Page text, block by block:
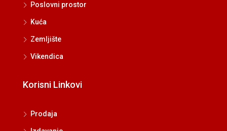
Poslovni prostor
Kuća
Zemljište
Vikendica
Korisni Linkovi
Prodaja